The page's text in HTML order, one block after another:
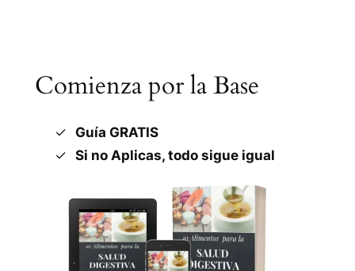
Comienza por la Base
Guía GRATIS
Si no Aplicas, todo sigue igual